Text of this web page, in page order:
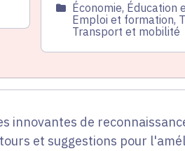
Catégorie
Économie, Éducation
Emploi et formation,
Transport et mobilité
innovantes de
et suggestions pour